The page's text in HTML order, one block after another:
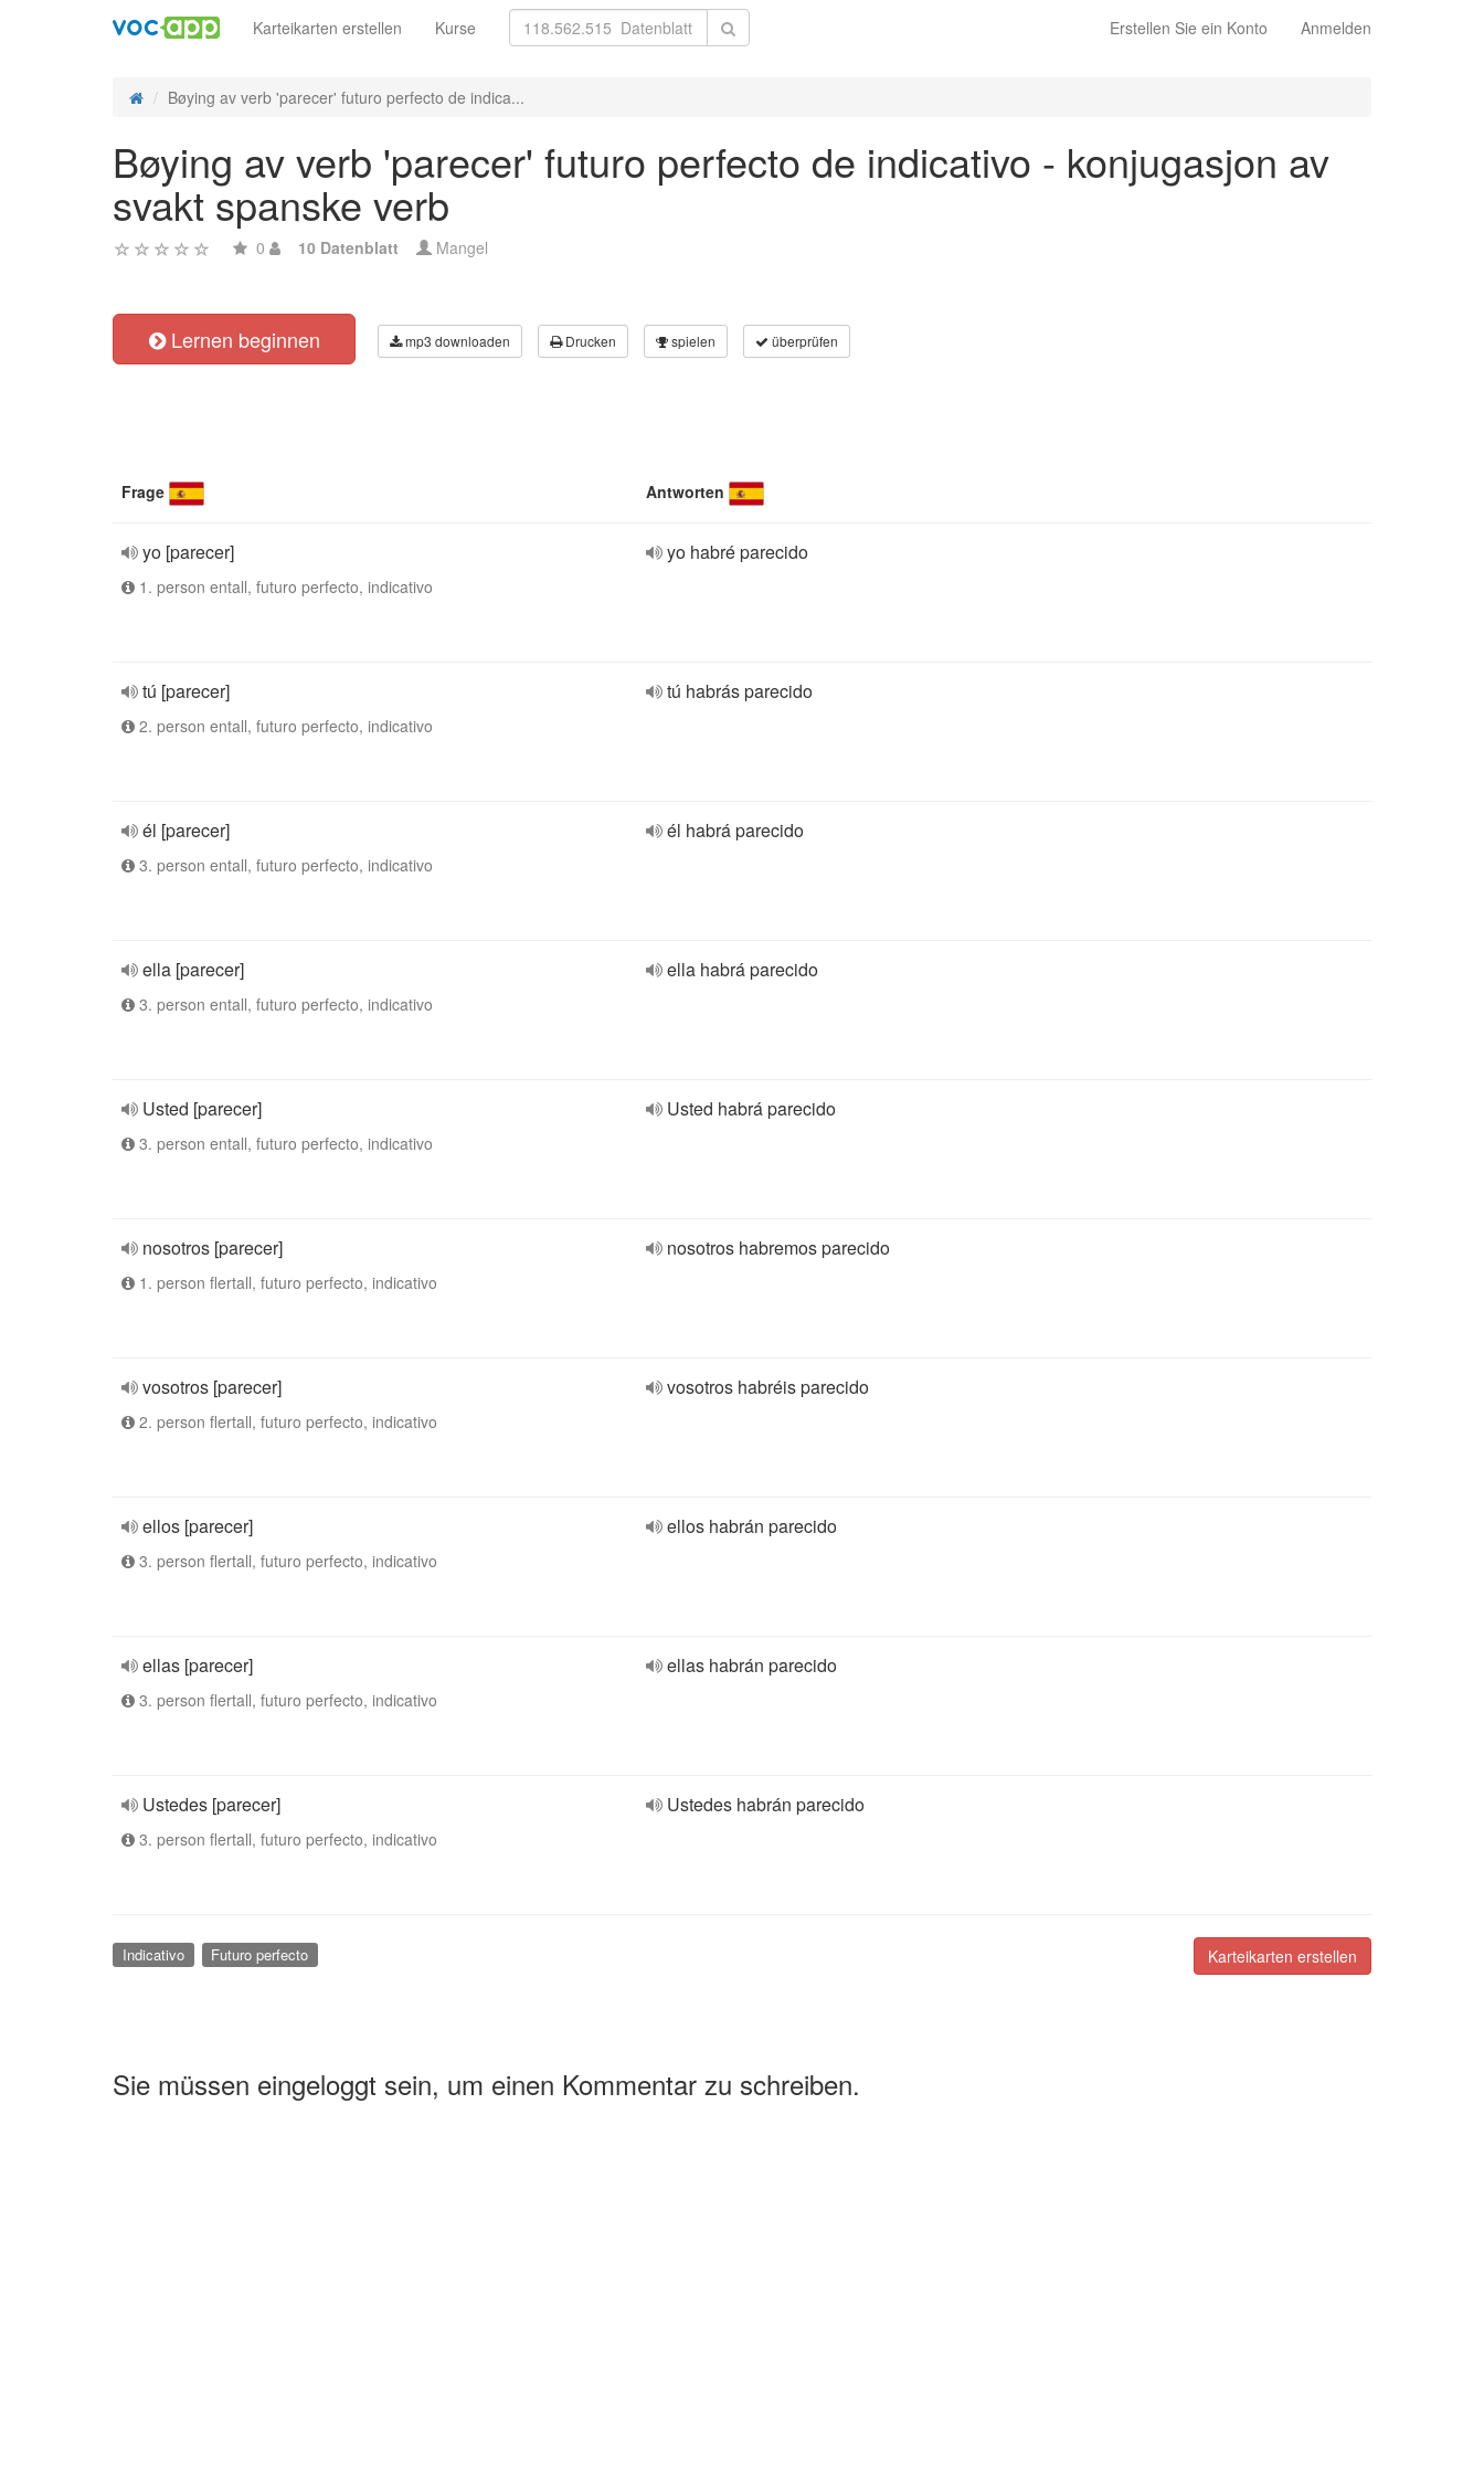
Erstellen Sie ein Konto Anmelden
Karteikarten erstellen Kurse
Bøying av verb 'parecer' futuro perfecto de indica...
Bøying av verb 'parecer' futuro perfecto de indicativo - konjugasjon av
svakt spanske verb
0 10 Datenblatt Mangel
Lernen beginnen mp3 downloaden Drucken spielen überprüfen
Frage Antworten
yo [parecer]
1. person entall, futuro perfecto, indicativo
yo habré parecido
tú [parecer]
2. person entall, futuro perfecto, indicativo
tú habrás parecido
él [parecer]
3. person entall, futuro perfecto, indicativo
él habrá parecido
ella [parecer]
3. person entall, futuro perfecto, indicativo
ella habrá parecido
Usted [parecer]
3. person entall, futuro perfecto, indicativo
Usted habrá parecido
nosotros [parecer]
1. person flertall, futuro perfecto, indicativo
nosotros habremos parecido
vosotros [parecer]
2. person flertall, futuro perfecto, indicativo
vosotros habréis parecido
ellos [parecer]
3. person flertall, futuro perfecto, indicativo
ellos habrán parecido
ellas [parecer]
3. person flertall, futuro perfecto, indicativo
ellas habrán parecido
Ustedes [parecer]
3. person flertall, futuro perfecto, indicativo
Ustedes habrán parecido
Karteikarten erstellen
Indicativo Futuro perfecto
Sie müssen eingeloggt sein, um einen Kommentar zu schreiben.